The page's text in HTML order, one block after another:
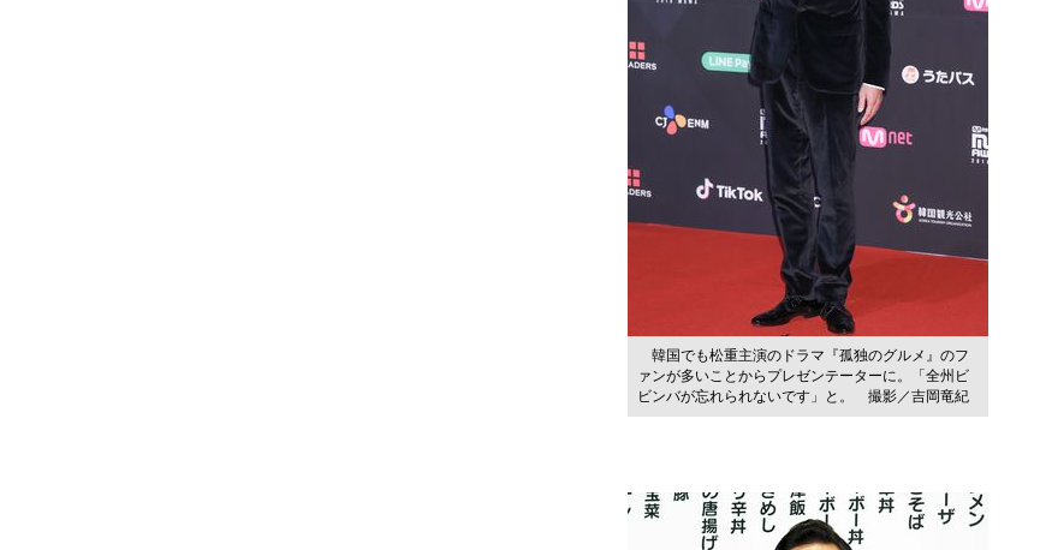
韓国でも松重主演のドラマ『孤独のグルメ』のフ
ァンが多いことからプレゼンテーターに。「全州ビ
ビンバが忘れられないです」と。 撮影／吉岡竜紀